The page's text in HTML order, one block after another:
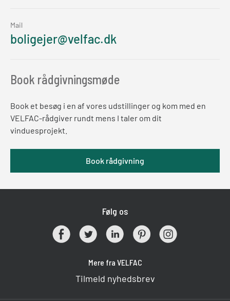
Mail
boligejer@velfac.dk
Book rådgivningsmøde
Book et besøg i en af vores udstillinger og kom med en
VELFAC-rådgiver rundt mens I taler om dit
vinduesprojekt.
Book rådgivning
Følg os
Mere fra VELFAC
Tilmeld nyhedsbrev